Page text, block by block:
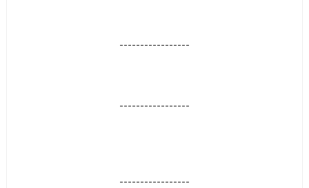
-----------------
-----------------
-----------------